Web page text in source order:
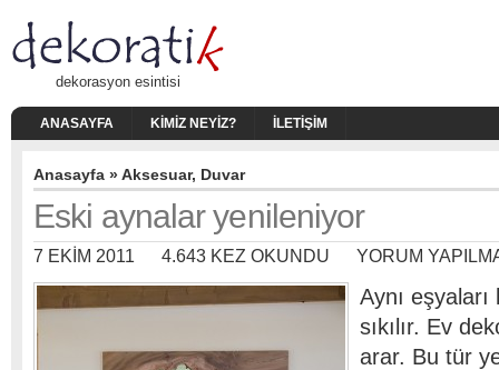
dekorasyon esintisi
ANASAYFA KIMIZ NEYIZ? İLETIŞIM
Anasayfa » Aksesuar, Duvar
Eski aynalar yenileniyor
7 EKIM 2011 4.643 KEZ OKUNDU YORUM
Aynı
sıkılır. Ev
arar. Bu tür